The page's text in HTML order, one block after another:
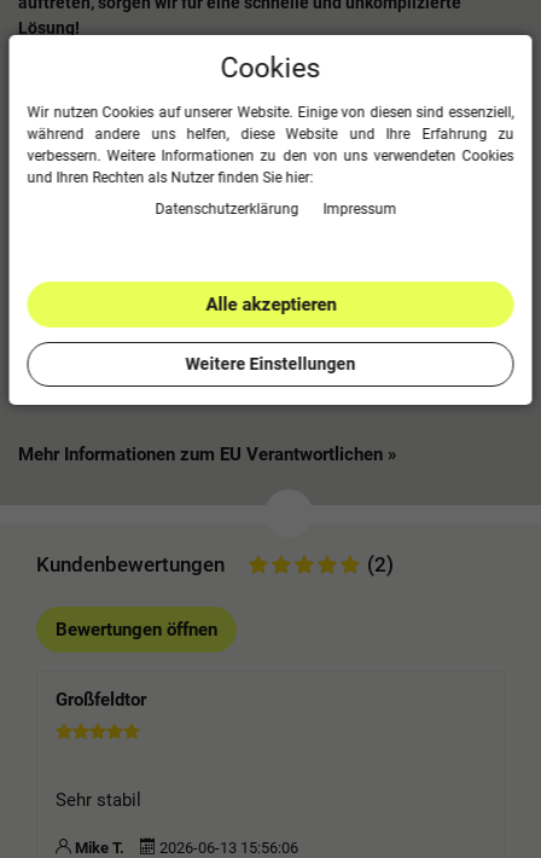
Lösung!
transportables, vollverschweißtes Fußballtor 7,32 x 2,44 m
Latte/Pfosten Ovalprofil 120/100 mm
Bodenholmprofil 80 x 60 mm
mit angeschweißten Tragegriffen
inkl. Netzhalter bzw. eingefräster Netzaufhängung
zusätzlich können Transporträder dazu bestellt werden
Lieferung versandkostenfrei nur innerhalb Deutschlands -
weitere Speditionskosten bei der Lieferung ins Ausland
Mehr Informationen zum EU Verantwortlichen »
Kundenbewertungen (2)
Bewertungen öffnen
Großfeldtor
Sehr stabil
Mike T. 2026-06-13 15:56:06
Cookies
Wir nutzen Cookies auf unserer Website. Einige von diesen sind essenziell,
während andere uns helfen, diese Website und Ihre Erfahrung zu
verbessern. Weitere Informationen zu den von uns verwendeten Cookies
und Ihren Rechten als Nutzer finden Sie hier:
Daten­schutz­erklärung
Impressum
Alle akzeptieren
Weitere Einstellungen